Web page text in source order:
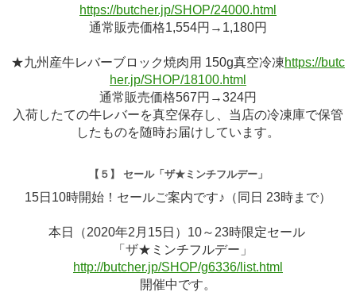
https://butcher.jp/SHOP/24000.html
通常販売価格1,554円→1,180円
★九州産牛レバーブロック焼肉用 150g真空冷凍https://butc
her.jp/SHOP/18100.html
通常販売価格567円→324円
入荷したての牛レバーを真空保存し、当店の冷凍庫で保管
したものを随時お届けしています。
【５】 セール「ザ★ミンチフルデー」
15日10時開始！セールご案内です♪（同日 23時まで）
本日（2020年2月15日）10～23時限定セール
「ザ★ミンチフルデー」
http://butcher.jp/SHOP/g6336/list.html
開催中です。